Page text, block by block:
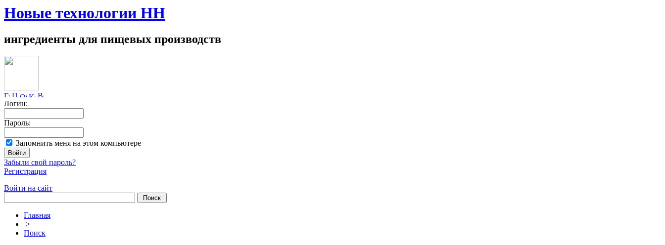
Новые технологии НН
ингредиенты для пищевых производств
Логин:
Пароль:
Запомнить меня на этом компьютере
Забыли свой пароль?
Регистрация
Войти на сайт
Главная
>
Поиск